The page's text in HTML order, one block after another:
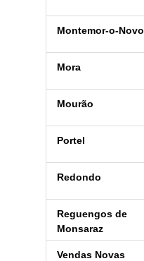
Montemor-o-Novo
Mora
Mourão
Portel
Redondo
Reguengos de
Monsaraz
Vendas Novas